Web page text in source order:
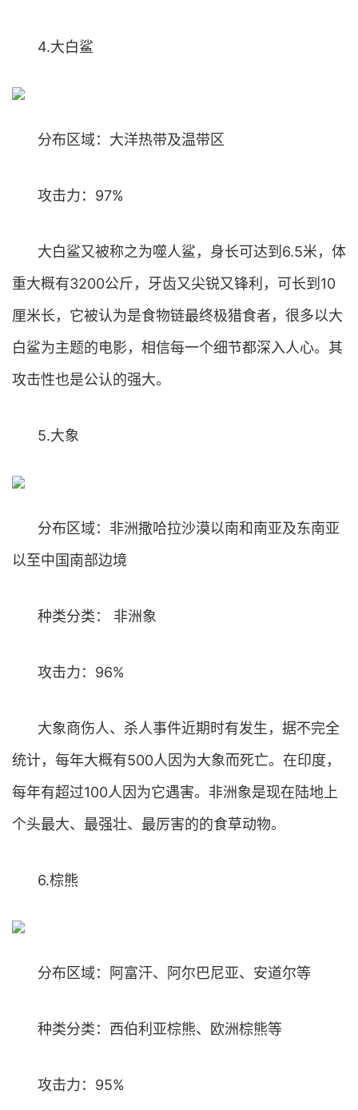
4.大白鲨
分布区域：大洋热带及温带区
攻击力：97%
大白鲨又被称之为噬人鲨，身长可达到6.5米，体
重大概有3200公斤，牙齿又尖锐又锋利，可长到10
厘米长，它被认为是食物链最终极猎食者，很多以大
白鲨为主题的电影，相信每一个细节都深入人心。其
攻击性也是公认的强大。
5.大象
分布区域：非洲撒哈拉沙漠以南和南亚及东南亚
以至中国南部边境
种类分类： 非洲象
攻击力：96%
大象商伤人、杀人事件近期时有发生，据不完全
统计，每年大概有500人因为大象而死亡。在印度，
每年有超过100人因为它遇害。非洲象是现在陆地上
个头最大、最强壮、最厉害的的食草动物。
6.棕熊
分布区域：阿富汗、阿尔巴尼亚、安道尔等
种类分类：西伯利亚棕熊、欧洲棕熊等
攻击力：95%